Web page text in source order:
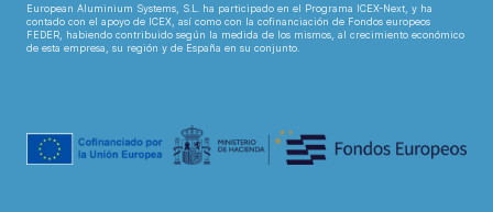
European Aluminium Systems, S.L. ha participado en el Programa ICEX-Next, y ha
contado con el apoyo de ICEX, así como con la cofinanciación de Fondos europeos
FEDER, habiendo contribuido según la medida de los mismos, al crecimiento económico
de esta empresa, su región y de España en su conjunto.